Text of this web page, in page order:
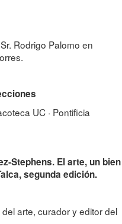
Rodrigo Palomo en
UC · Pontificia
Stephens. El arte, un bien
segunda edición.
del arte, curador y editor del